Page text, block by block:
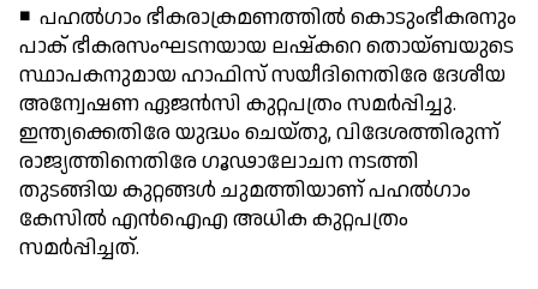
◾ പഹല്‍ഗാം ഭീകരാക്രമണത്തില്‍ കൊടുംഭീകരനും
പാക് ഭീകരസംഘടനയായ ലഷ്‌കറെ തൊയ്ബയുടെ
സ്ഥാപകനുമായ ഹാഫിസ് സയീദിനെതിരേ ദേശീയ
അന്വേഷണ ഏജന്‍സി കുറ്റപത്രം സമര്‍പ്പിച്ചു.
ഇന്ത്യക്കെതിരേ യുദ്ധം ചെയ്തു, വിദേശത്തിരുന്ന്
രാജ്യത്തിനെതിരേ ഗൂഢാലോചന നടത്തി
തുടങ്ങിയ കുറ്റങ്ങള്‍ ചുമത്തിയാണ് പഹല്‍ഗാം
കേസില്‍ എന്‍ഐഎ അധിക കുറ്റപത്രം
സമര്‍പ്പിച്ചത്.